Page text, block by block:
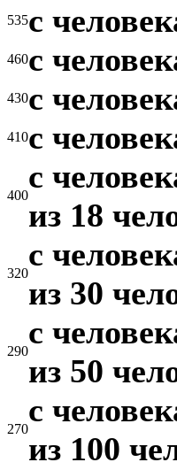
535с
460с
430с
410с
400
с
из 18
320
с
из 30
290
с
из 50
270
с
из 100